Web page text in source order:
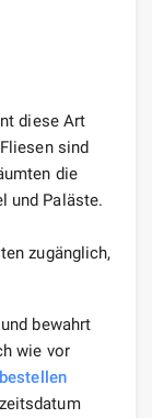
diese Art
sind
die
und Paläste.
zugänglich,
bewahrt
wie vor
bestellen